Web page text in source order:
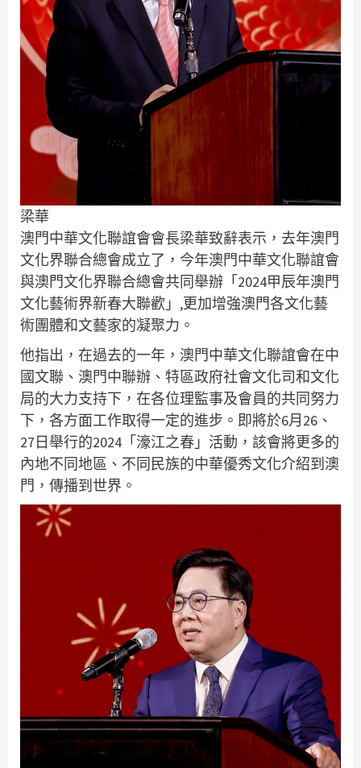
梁華
澳門中華文化聯誼會會長梁華致辭表示，去年澳門
文化界聯合總會成立了，今年澳門中華文化聯誼會
與澳門文化界聯合總會共同舉辦「2024甲辰年澳門
文化藝術界新春大聯歡」,更加增強澳門各文化藝
術團體和文藝家的凝聚力。
他指出，在過去的一年，澳門中華文化聯誼會在中
國文聯、澳門中聯辦、特區政府社會文化司和文化
局的大力支持下，在各位理監事及會員的共同努力
下，各方面工作取得一定的進步。即將於6月26、
27日舉行的2024「濠江之春」活動，該會將更多的
內地不同地區、不同民族的中華優秀文化介紹到澳
門，傳播到世界。